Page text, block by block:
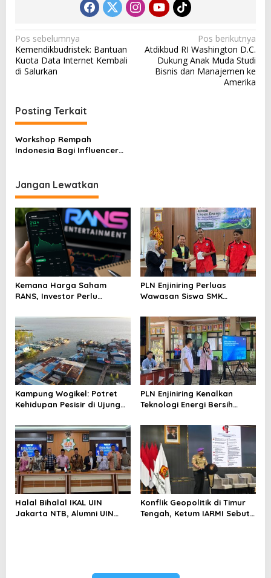
N
a
v
g
a
s
i
p
o
s
Pos sebelumnya
Kemendikbudristek: Bantuan
Kuota Data Internet Kembali
di Salurkan
Pos berikutnya
Atdikbud RI Washington D.C.
Dukung Anak Muda Studi
Bisnis dan Manajemen ke
Amerika
Posting Terkait
Workshop Rempah
Indonesia Bagi Influencer
Jangan Lewatkan
Kemana Harga Saham
RANS, Investor Perlu
Menghindari Spekulasi
Berlebihan
PLN Enjiniring Perluas
Wawasan Siswa SMK
Perubahan Iklim
Kampung Wogikel: Potret
Kehidupan Pesisir di Ujung
Bertahan di Tengah
Keterbatasan
PLN Enjiniring Kenalkan
Teknologi Energi Bersih
Halal Bihalal IKAL UIN
Jakarta NTB, Alumni UIN
Konflik Geopolitik di Timur
Tengah, Ketum IARMI Sebut